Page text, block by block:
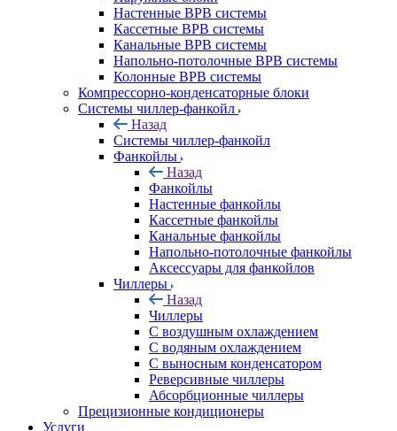
Настенные ВРВ системы
Кассетные ВРВ системы
Канальные ВРВ системы
Напольно-потолочные ВРВ системы
Колонные ВРВ системы
Компрессорно-конденсаторные блоки
Системы чиллер-фанкойл
Назад
Системы чиллер-фанкойл
Фанкойлы
Назад
Фанкойлы
Настенные фанкойлы
Кассетные фанкойлы
Канальные фанкойлы
Напольно-потолочные фанкойлы
Аксессуары для фанкойлов
Чиллеры
Назад
Чиллеры
С воздушным охлаждением
С водяным охлаждением
С выносным конденсатором
Реверсивные чиллеры
Абсорбционные чиллеры
Прецизионные кондиционеры
Услуги